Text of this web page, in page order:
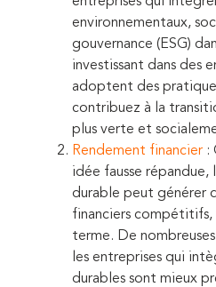
environnementaux,
gouvernance (ESG)
investissant dans des
adoptent des
contribuez à la
plus verte et
Rendement financier :
idée fausse répandue,
durable peut générer
financiers compétitifs,
terme. De
les entreprises qui
durables sont mieux